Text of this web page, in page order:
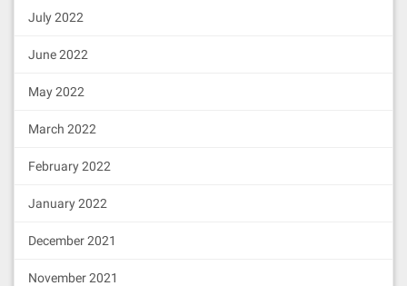
July 2022
June 2022
May 2022
March 2022
February 2022
January 2022
December 2021
November 2021